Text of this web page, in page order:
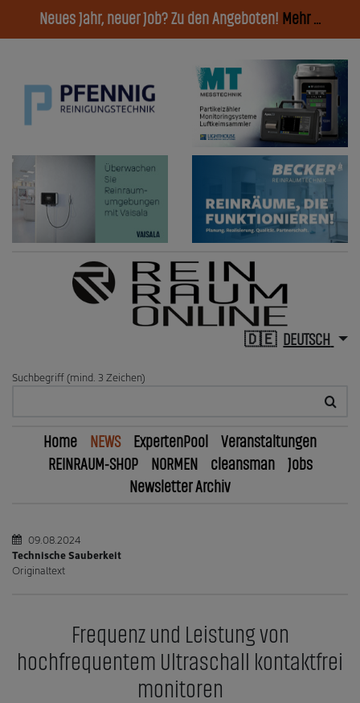
Neues Jahr, neuer Job? Zu den Angeboten! Mehr ...
DEUTSCH
Suchbegriff (mind. 3 Zeichen)
Home NEWS ExpertenPool
Veranstaltungen
REINRAUM-SHOP
NORMEN cleansman
Jobs
Newsletter Archiv
09.08.2024
Technische Sauberkeit
Originaltext
Frequenz und Leistung von
hochfrequentem Ultraschall kontaktfrei
monitoren